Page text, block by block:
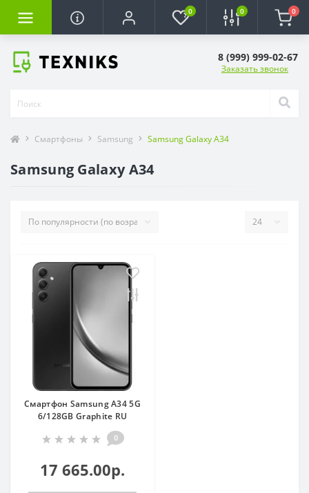
0 0 0
8 (999) 999-02-67
Заказать звонок
Смартфоны Samsung Samsung Galaxy A34
Samsung Galaxy A34
Смартфон Samsung A34 5G
6/128GB Graphite RU
0
17 665.00р.